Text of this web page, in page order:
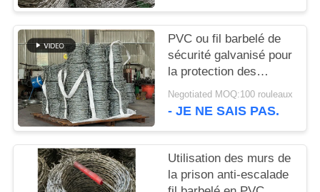
POLITIQUE
DE
CONFIDENTIALITÉ
PVC ou fil barbelé de
sécurité galvanisé pour
la protection des
frontières
Negotiated MOQ:100 rouleaux
- JE NE SAIS PAS.
Utilisation des murs de
la prison anti-escalade